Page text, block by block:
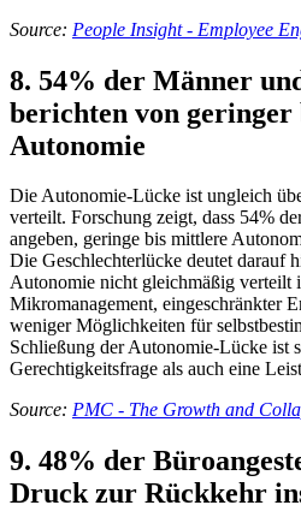
Source: People Insight - Employee
8. 54% der Männer
berichten von
Autonomie
Die Autonomie-Lücke ist ungleich
verteilt. Forschung zeigt, dass 54%
angeben, geringe bis mittlere
Die Geschlechterlücke deutet darauf
Autonomie nicht gleichmäßig verteilt
Mikromanagement, eingeschränkter
weniger Möglichkeiten für
Schließung der Autonomie-Lücke ist
Gerechtigkeitsfrage als auch eine
Source: PMC - The Growth and
9. 48% der
Druck zur Rückkehr